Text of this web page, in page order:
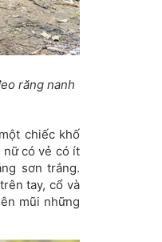
răng nanh
chiếc khố
nữ có vẻ có ít
sơn trắng.
tay, cổ và
mũi những